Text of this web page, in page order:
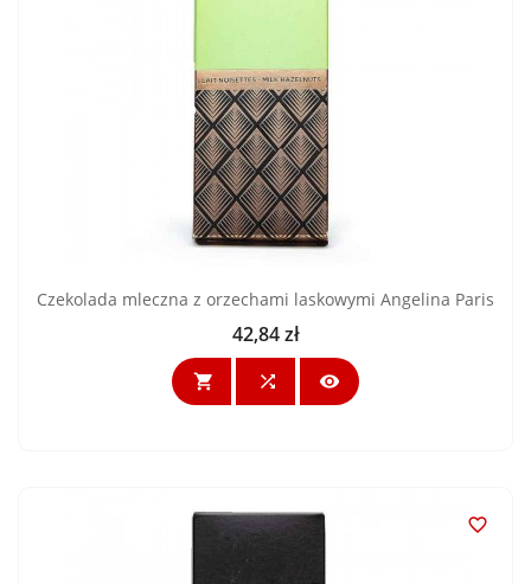
Czekolada mleczna z orzechami laskowymi Angelina Paris
Cena
42,84 zł
  
